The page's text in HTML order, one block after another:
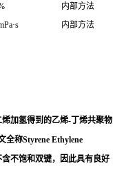
内部方法
内部方法
加氢得到的乙烯-丁烯共聚物
全称Styrene Ethylene
含不饱和双键，因此具有良好